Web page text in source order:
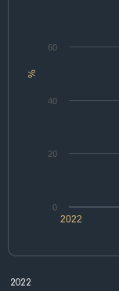
%
2022
0
20
40
60
2022